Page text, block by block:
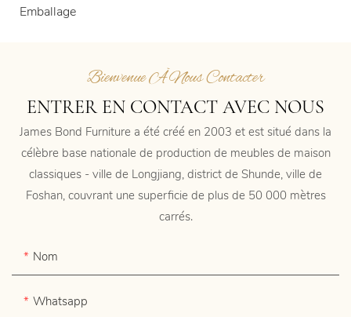
Emballage
Bienvenue À Nous Contacter
ENTRER EN CONTACT AVEC NOUS
James Bond Furniture a été créé en 2003 et est situé dans la
célèbre base nationale de production de meubles de maison
classiques - ville de Longjiang, district de Shunde, ville de
Foshan, couvrant une superficie de plus de 50 000 mètres
carrés.
Nom
Whatsapp